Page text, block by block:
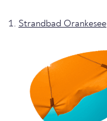
Strandbad Orankesee